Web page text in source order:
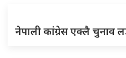
नेपाली कांग्रेस एक्लै चुनाव